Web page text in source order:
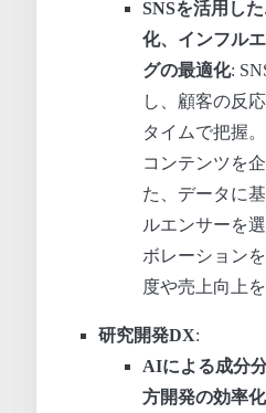
SNSを活用し
化、インフル
グの最適化:
し、顧客の反
タイムで把握
コンテンツを
た、データに
ルエンサーを
ボレーション
度や売上向上
研究開発DX:
AIによる成分
方開発の効率化